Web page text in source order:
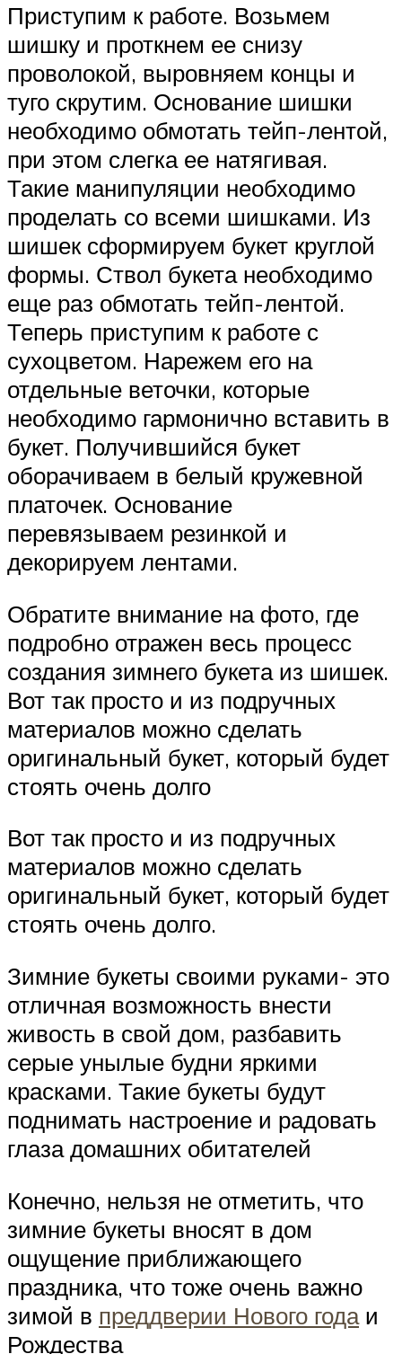
Приступим к работе. Возьмем
шишку и проткнем ее снизу
проволокой, выровняем концы и
туго скрутим. Основание шишки
необходимо обмотать тейп-лентой,
при этом слегка ее натягивая.
Такие манипуляции необходимо
проделать со всеми шишками. Из
шишек сформируем букет круглой
формы. Ствол букета необходимо
еще раз обмотать тейп-лентой.
Теперь приступим к работе с
сухоцветом. Нарежем его на
отдельные веточки, которые
необходимо гармонично вставить в
букет. Получившийся букет
оборачиваем в белый кружевной
платочек. Основание
перевязываем резинкой и
декорируем лентами.
Обратите внимание на фото, где
подробно отражен весь процесс
создания зимнего букета из шишек.
Вот так просто и из подручных
материалов можно сделать
оригинальный букет, который будет
стоять очень долго
Вот так просто и из подручных
материалов можно сделать
оригинальный букет, который будет
стоять очень долго.
Зимние букеты своими руками- это
отличная возможность внести
живость в свой дом, разбавить
серые унылые будни яркими
красками. Такие букеты будут
поднимать настроение и радовать
глаза домашних обитателей
Конечно, нельзя не отметить, что
зимние букеты вносят в дом
ощущение приближающего
праздника, что тоже очень важно
зимой в преддверии Нового годаи
Рождества